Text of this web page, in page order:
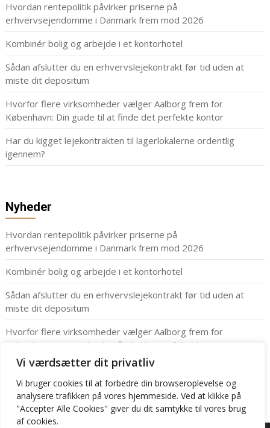
Vi værdsætter dit privatliv
Vi bruger cookies til at forbedre din browseroplevelse og
analysere trafikken på vores hjemmeside. Ved at klikke på
"Accepter Alle Cookies" giver du dit samtykke til vores brug
af cookies.
Hvordan rentepolitik påvirker priserne på
erhvervsejendomme i Danmark frem mod 2026
Kombinér bolig og arbejde i et kontorhotel
Sådan afslutter du en erhvervslejekontrakt før tid uden at
miste dit depositum
Hvorfor flere virksomheder vælger Aalborg frem for
København: Din guide til at finde det perfekte kontor
Har du kigget lejekontrakten til lagerlokalerne ordentlig
igennem?
Nyheder
Hvordan rentepolitik påvirker priserne på
erhvervsejendomme i Danmark frem mod 2026
Kombinér bolig og arbejde i et kontorhotel
Sådan afslutter du en erhvervslejekontrakt før tid uden at
miste dit depositum
Hvorfor flere virksomheder vælger Aalborg frem for
København: Din guide til at finde det perfekte kontor
Har du kigget lejekontrakten til lagerlokalerne ordentlig
igennem?